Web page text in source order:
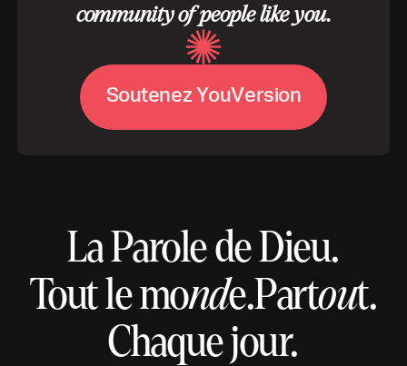
community of people like you.
SoutenezYouVersion
La Parole de Dieu.
Tout le monde.Partout.
Chaque jour.